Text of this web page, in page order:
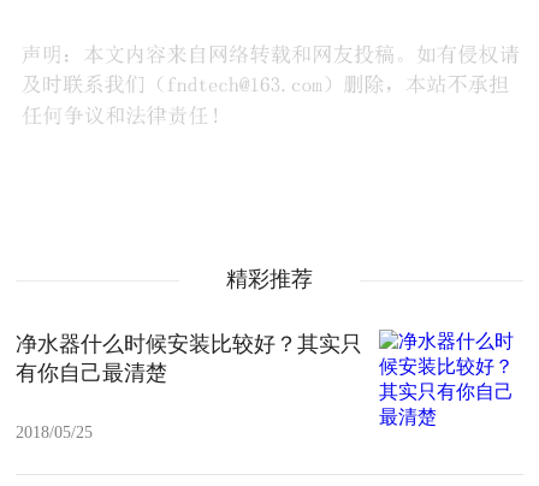
精彩推荐
净水器什么时候安装比较好？其实只
有你自己最清楚
2018/05/25